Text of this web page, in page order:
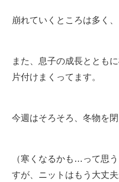
崩れていくところは多く、
また、息子の成長ととも
片付けまくってます。
今週はそろそろ、冬物を
（寒くなるかも…って思
すが、ニットはもう大丈夫